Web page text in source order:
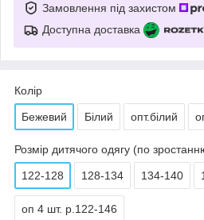
Замовлення під захистом
Доступна доставка
Колір
Бежевий Білий опт.білий
Розмір дитячого одягу (по
122-128 128-134 134-140
оп 4 шт. р.122-146